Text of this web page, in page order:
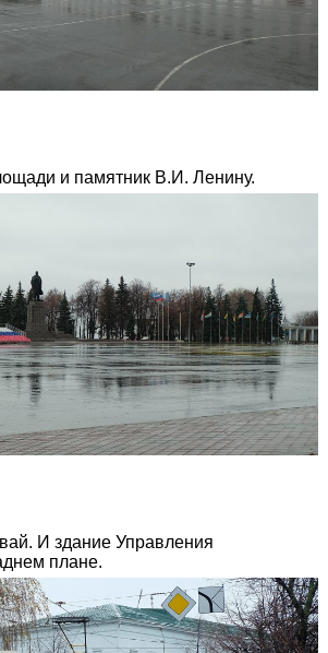
и памятник В.И. Ленину.
И здание Управления
плане.